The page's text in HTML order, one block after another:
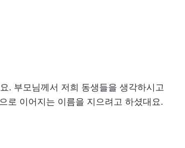
. 부모님께서 저희 동생들을 생각하시고
로 이어지는 이름을 지으려고 하셨대요.